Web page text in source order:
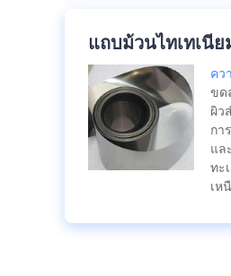
แถบม้วนไทเทเนี
คว
ขด
ผิว
กา
แล
ทะ
เห